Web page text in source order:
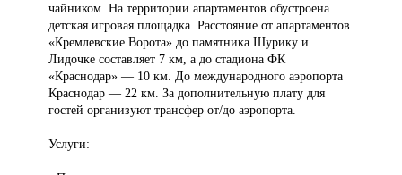
чайником. На территории апартаментов обустроена
детская игровая площадка. Расстояние от апартаментов
«Кремлевские Ворота» до памятника Шурику и
Лидочке составляет 7 км, а до стадиона ФК
«Краснодар» — 10 км. До международного аэропорта
Краснодар — 22 км. За дополнительную плату для
гостей организуют трансфер от/до аэропорта.
Услуги: